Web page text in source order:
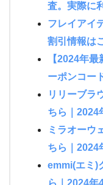
査。実際に
フレイアイ
割引情報は
【2024年
ーポンコー
リリーブラ
ちら｜2024
ミラオーウ
ちら｜2024
emmi(エミ)
ら｜2024年